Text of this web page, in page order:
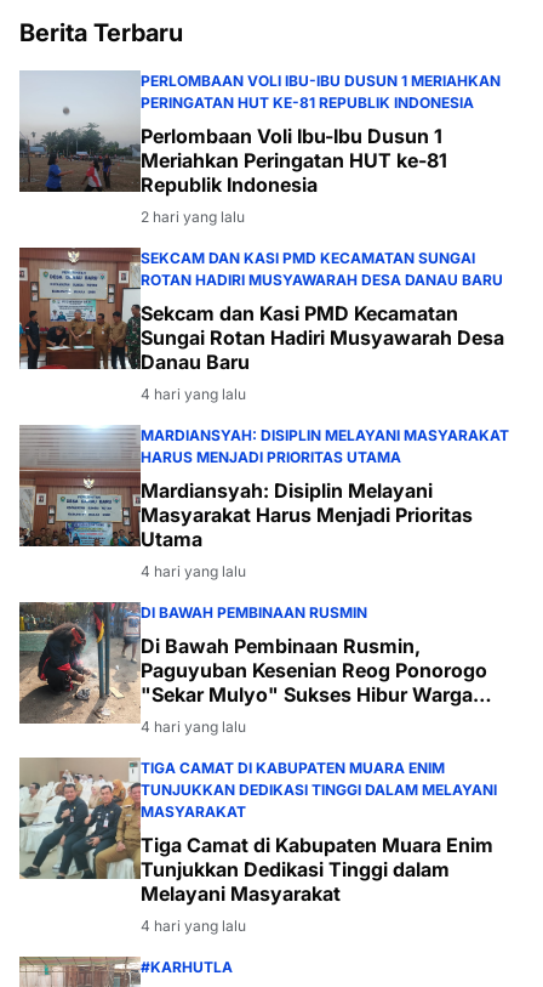
Berita Terbaru
PERLOMBAAN VOLI IBU-IBU DUSUN 1 MERIAHKAN
PERINGATAN HUT KE-81 REPUBLIK INDONESIA
Perlombaan Voli Ibu-Ibu Dusun 1
Meriahkan Peringatan HUT ke-81
Republik Indonesia
2 hari yang lalu
SEKCAM DAN KASI PMD KECAMATAN SUNGAI
ROTAN HADIRI MUSYAWARAH DESA DANAU BARU
Sekcam dan Kasi PMD Kecamatan
Sungai Rotan Hadiri Musyawarah Desa
Danau Baru
4 hari yang lalu
MARDIANSYAH: DISIPLIN MELAYANI MASYARAKAT
HARUS MENJADI PRIORITAS UTAMA
Mardiansyah: Disiplin Melayani
Masyarakat Harus Menjadi Prioritas
Utama
4 hari yang lalu
DI BAWAH PEMBINAAN RUSMIN
Di Bawah Pembinaan Rusmin,
Paguyuban Kesenian Reog Ponorogo
"Sekar Mulyo" Sukses Hibur Warga
Desa Payabakal
4 hari yang lalu
TIGA CAMAT DI KABUPATEN MUARA ENIM
TUNJUKKAN DEDIKASI TINGGI DALAM MELAYANI
MASYARAKAT
Tiga Camat di Kabupaten Muara Enim
Tunjukkan Dedikasi Tinggi dalam
Melayani Masyarakat
4 hari yang lalu
#KARHUTLA